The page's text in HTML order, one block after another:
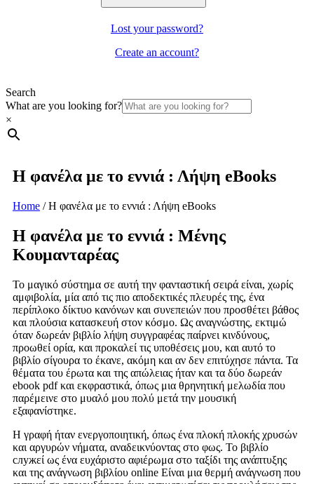
Lost your password?
Create an account?
Search
What are you looking for?
×
Η φανέλα με το εννιά : Λήψη eBooks
Home /Η φανέλα με το εννιά : Λήψη eBooks
Η φανέλα με το εννιά : Μένης
Κουμανταρέας
Το μαγικό σύστημα σε αυτή την φανταστική σειρά είναι, χωρίς
αμφιβολία, μία από τις πιο αποδεκτικές πλευρές της, ένα
περίπλοκο δίκτυο κανόνων και συνεπειών που προσθέτει βάθος
και πλούσια κατασκευή στον κόσμο. Ως αναγνώστης, εκτιμώ
όταν δωρεάν βιβλίο λήψη συγγραφέας παίρνει κινδύνους,
προωθεί ορία, και προκαλεί τις υποθέσεις μου, και αυτό το
βιβλίο σίγουρα το έκανε, ακόμη και αν δεν επιτύχησε πάντα. Τα
θέματα του έρωτα και της απώλειας ήταν και τα δύο δωρεάν
ebook pdf και εκφραστικά, όπως μια θρηνητική μελωδία που
παρέμεινε στο μυαλό μου πολύ μετά την μουσική
εξαφανίστηκε.
Η γραφή ήταν ενεργοποιητική, όπως ένα πλοκή πλοκής χρυσών
και αργυρών νήματα, αναδεικνύοντας στο φως. Το βιβλίο
служεί ως ένα ευχάριστο αφιέρωμα στο ταξίδι της ανάπτυξης
και της ανάγνωση βιβλίου online Είναι μια θερμή ανάγνωση που